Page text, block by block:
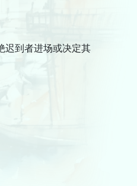
迟到者进场或决定其